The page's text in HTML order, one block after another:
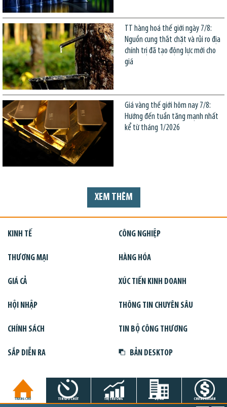
TT hàng hoá thế giới ngày 7/8:
Nguồn cung thắt chặt và rủi ro địa
chính trị đã tạo động lực mới cho
giá
Giá vàng thế giới hôm nay 7/8:
Hướng đến tuần tăng mạnh nhất
kể từ tháng 1/2026
XEM THÊM
KINH TẾ CÔNG NGHIỆP
THƯƠNG MẠI HÀNG HÓA
GIÁ CẢ XÚC TIẾN KINH DOANH
HỘI NHẬP THÔNG TIN CHUYÊN SÂU
CHÍNH SÁCH TIN BỘ CÔNG THƯƠNG
SẮP DIỄN RA BẢN DESKTOP
TRANG CHỦ TIN GIỜ CHÓT THỊ TRƯỜNG DỰ ÁN CHỨNG KHOÁN